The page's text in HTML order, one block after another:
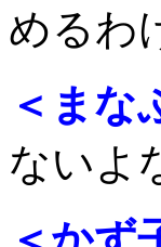
めるわ
＜まな
ないよ